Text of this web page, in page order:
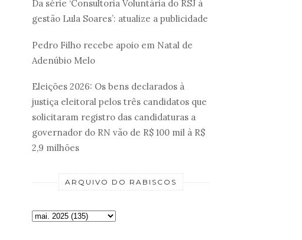
Da série ‘Consultoria Voluntária do RSJ à
gestão Lula Soares’: atualize a publicidade
Pedro Filho recebe apoio em Natal de
Adenúbio Melo
Eleições 2026: Os bens declarados à
justiça eleitoral pelos três candidatos que
solicitaram registro das candidaturas a
governador do RN vão de R$ 100 mil à R$
2,9 milhões
ARQUIVO DO RABISCOS